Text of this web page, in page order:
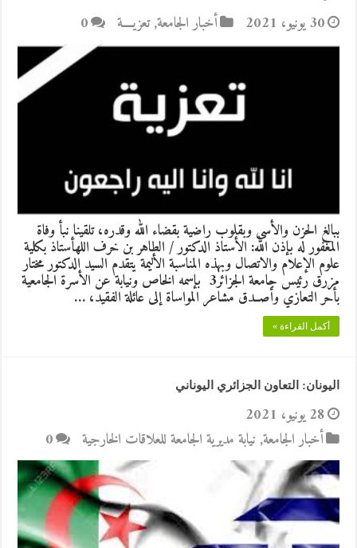
30 يونيو، 2021 أخبار الجامعة,تعزيــــة 0
ببالغ الحزن والأسى وبقلوب راضية بقضاء الله وقدره، تلقينا نبأ وفاة
المغفور له بإذن الله: الأستاذ الدكتور / الطاهر بن خرف اللهأستاذ بكلية
علوم الإعلام والاتصال وبهذه المناسبة الأليمة يتقدم السيد الدكتور مختار
مزرق رئيس جامعة الجزائر3 بإسمه الخاص ونيابة عن الأسرة الجامعية
بأحر التعازي وأصــدق مشاعر المواساة إلى عائلة الفقيد، …
أكمل القراءة »
اليونان: التعاون الجزائري اليوناني
28 يونيو، 2021
أخبار الجامعة, نيابة مديرية الجامعة للعلاقات الخارجية 0